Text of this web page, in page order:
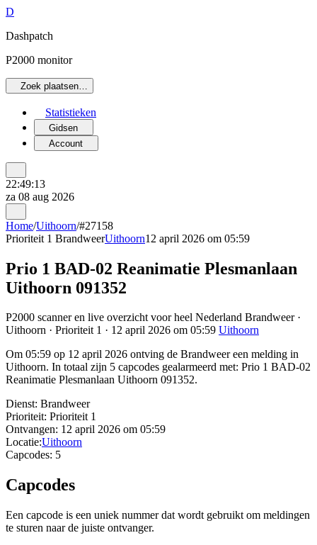
D
Dashpatch
P2000 monitor
Zoek plaatsen…
Statistieken
Gidsen
Account
22:49:13
za 08 aug 2026
Home/Uithoorn/#27158
Prioriteit 1 BrandweerUithoorn12 april 2026 om 05:59
Prio 1 BAD-02 Reanimatie Plesmanlaan
Uithoorn 091352
P2000 scanner en live overzicht voor heel Nederland Brandweer ·
Uithoorn · Prioriteit 1 · 12 april 2026 om 05:59 Uithoorn
Om 05:59 op 12 april 2026 ontving de Brandweer een melding in
Uithoorn. In totaal zijn 5 capcodes gealarmeerd met: Prio 1 BAD-02
Reanimatie Plesmanlaan Uithoorn 091352.
Dienst: Brandweer
Prioriteit: Prioriteit 1
Ontvangen: 12 april 2026 om 05:59
Locatie:Uithoorn
Capcodes: 5
Capcodes
Een capcode is een uniek nummer dat wordt gebruikt om meldingen
te sturen naar de juiste ontvanger.